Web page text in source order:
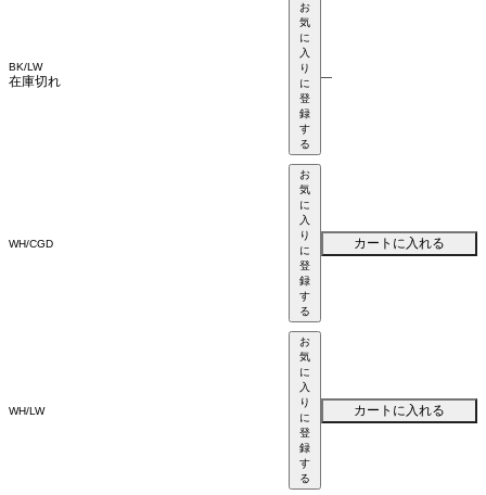
BK/LW
在庫切れ
お
気
に
入
り
に
登
録
す
る
—
WH/CGD
お
気
に
入
り
に
登
録
す
る
カートに入れる
WH/LW
お
気
に
入
り
に
登
録
す
る
カートに入れる